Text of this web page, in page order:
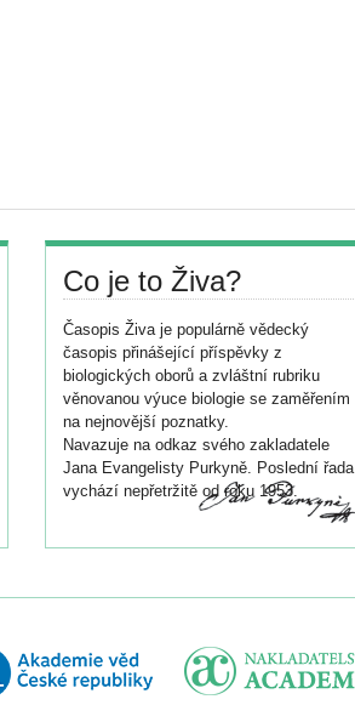
Co je to Živa?
Časopis Živa je populárně vědecký
časopis přinášející příspěvky z
biologických oborů a zvláštní rubriku
věnovanou výuce biologie se zaměřením
na nejnovější poznatky.
Navazuje na odkaz svého zakladatele
Jana Evangelisty Purkyně. Poslední řada
vychází nepřetržitě od roku 1953.